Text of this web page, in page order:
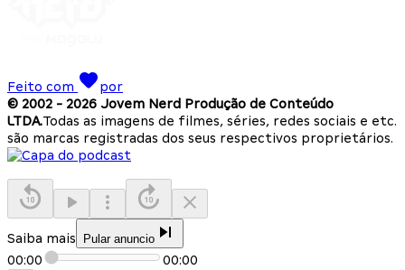
Feito com
por
© 2002 - 2026 Jovem Nerd Produção de Conteúdo
LTDA.Todas as imagens de filmes, séries, redes sociais e etc.
são marcas registradas dos seus respectivos proprietários.
Saiba mais Pular anuncio
00:00 00:00